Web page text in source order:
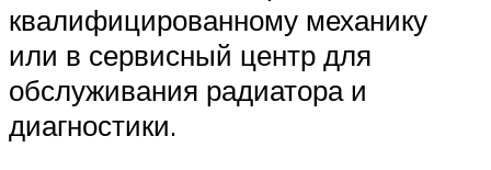
квалифицированному механику
или в сервисный центр для
обслуживания радиатора и
диагностики.